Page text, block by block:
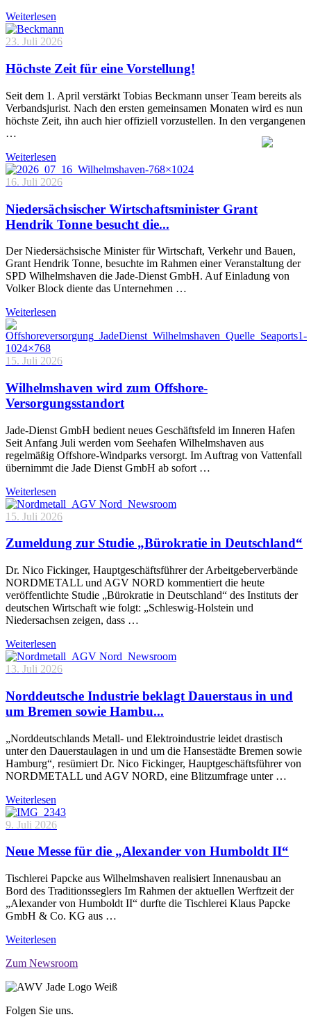
Weiterlesen
23. Juli 2026
Höchste Zeit für eine Vorstellung!
Seit dem 1. April verstärkt Tobias Beckmann unser Team bereits als
Verbandsjurist. Nach den ersten gemeinsamen Monaten wird es nun
höchste Zeit, ihn auch hier offiziell vorzustellen. In den vergangenen
…
Weiterlesen
16. Juli 2026
Niedersächsischer Wirtschaftsminister Grant
Hendrik Tonne besucht die...
Der Niedersächsische Minister für Wirtschaft, Verkehr und Bauen,
Grant Hendrik Tonne, besuchte im Rahmen einer Veranstaltung der
SPD Wilhelmshaven die Jade-Dienst GmbH. Auf Einladung von
Volker Block diente das Unternehmen …
Weiterlesen
15. Juli 2026
Wilhelmshaven wird zum Offshore-
Versorgungsstandort
Jade-Dienst GmbH bedient neues Geschäftsfeld im Inneren Hafen
Seit Anfang Juli werden vom Seehafen Wilhelmshaven aus
regelmäßig Offshore-Windparks versorgt. Im Auftrag von Vattenfall
übernimmt die Jade Dienst GmbH ab sofort …
Weiterlesen
15. Juli 2026
Zumeldung zur Studie „Bürokratie in Deutschland“
Dr. Nico Fickinger, Hauptgeschäftsführer der Arbeitgeberverbände
NORDMETALL und AGV NORD kommentiert die heute
veröffentlichte Studie „Bürokratie in Deutschland“ des Instituts der
deutschen Wirtschaft wie folgt: „Schleswig-Holstein und
Niedersachsen zeigen, dass …
Weiterlesen
13. Juli 2026
Norddeutsche Industrie beklagt Dauerstaus in und
um Bremen sowie Hambu...
„Norddeutschlands Metall- und Elektroindustrie leidet drastisch
unter den Dauerstaulagen in und um die Hansestädte Bremen sowie
Hamburg“, resümiert Dr. Nico Fickinger, Hauptgeschäftsführer von
NORDMETALL und AGV NORD, eine Blitzumfrage unter …
Weiterlesen
9. Juli 2026
Neue Messe für die „Alexander von Humboldt II“
Tischlerei Papcke aus Wilhelmshaven realisiert Innenausbau an
Bord des Traditionsseglers Im Rahmen der aktuellen Werftzeit der
„Alexander von Humboldt II“ durfte die Tischlerei Klaus Papcke
GmbH & Co. KG aus …
Weiterlesen
Zum Newsroom
Folgen Sie uns.